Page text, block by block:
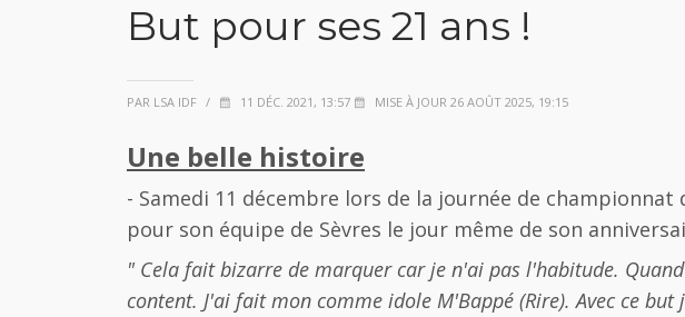
But pour ses 21 ans !
PAR LSA IDF / 11 DÉC. 2021, 13:57 MISE À JOUR 26 AOÛT 2025, 19:15
Une belle histoire
- Samedi 11 décembre lors de la journée de championnat
pour son équipe de Sèvres le jour même de son
" Cela fait bizarre de marquer car je n'ai pas l'habitude.
content. J'ai fait mon comme idole M'Bappé (Rire). Avec ce